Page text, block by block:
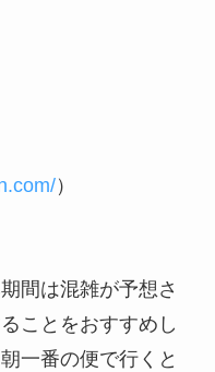
）
間は混雑が予想さ
ことをおすすめし
一番の便で行くと